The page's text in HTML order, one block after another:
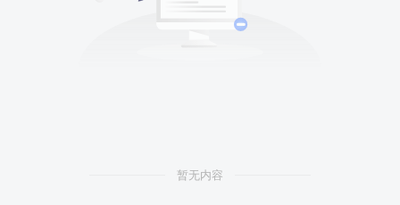
暂无内容